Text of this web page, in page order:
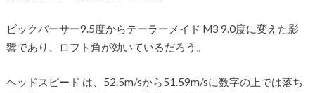
ビックバーサー9.5度からテーラーメイド M3 9.0度に変えた影
響であり、ロフト角が効いているだろう。
ヘッドスピード は、52.5m/sから51.59m/sに数字の上では落ち